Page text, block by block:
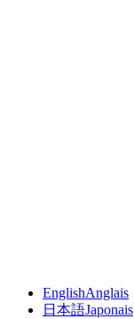
EnglishAnglais
日本語Japonais